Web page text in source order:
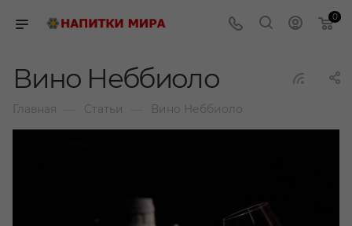
0
Вино Неббиоло
Главная Статьи Вино Неббиоло